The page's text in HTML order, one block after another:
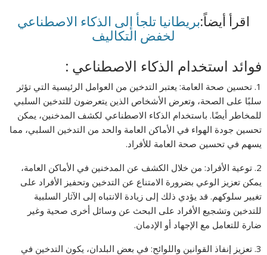
اقرأ أيضاً:بريطانيا تلجأ إلى الذكاء الاصطناعي
لخفض التكاليف
فوائد استخدام الذكاء الاصطناعي :
1. تحسين صحة العامة: يعتبر التدخين من العوامل الرئيسية التي تؤثر
سلبًا على الصحة، وتعرض الأشخاص الذين يتعرضون للتدخين السلبي
للمخاطر أيضًا. باستخدام الذكاء الاصطناعي لكشف المدخنين، يمكن
تحسين جودة الهواء في الأماكن العامة والحد من التدخين السلبي، مما
يسهم في تحسين صحة العامة للأفراد.
2. توعية الأفراد: من خلال الكشف عن المدخنين في الأماكن العامة،
يمكن تعزيز الوعي بضرورة الامتناع عن التدخين وتحفيز الأفراد على
تغيير سلوكهم. قد يؤدي ذلك إلى زيادة الانتباه إلى الآثار السلبية
للتدخين وتشجيع الأفراد على البحث عن وسائل أخرى صحية وغير
ضارة للتعامل مع الإجهاد أو الإدمان.
3. تعزيز إنفاذ القوانين واللوائح: في بعض البلدان، يكون التدخين في